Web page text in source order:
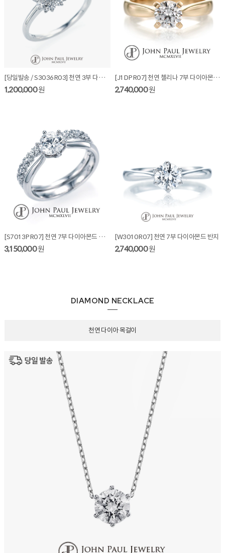
[당일발송 / S3036R03] 천연 3부 다이아몬드 반지
1,200,000원
[J1DPR07] 천연 첼리나 7부 다이아몬드 반지
2,740,000원
[S7013PR07] 천연 7부 다이아몬드 반지 + 가드링
3,150,000원
[W3010R07] 천연 7부 다이아몬드 반지
2,740,000원
DIAMOND NECKLACE
천연 다이아 목걸이